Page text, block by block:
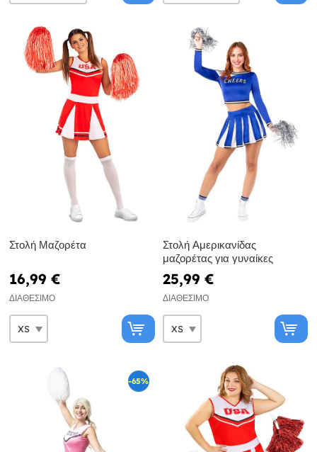
Στολή Μαζορέτα
16,99 €
ΔΙΑΘΈΣΙΜΟ
Στολή Αμερικανίδας
μαζορέτας για γυναίκες
25,99 €
ΔΙΑΘΈΣΙΜΟ
-65%